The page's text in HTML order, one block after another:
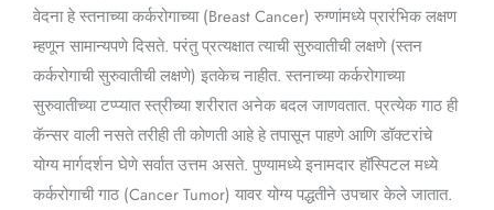
वेदना हे स्तनाच्या कर्करोगाच्या (Breast Cancer) रुग्णांमध्ये प्रारंभिक लक्षण
म्हणून सामान्यपणे दिसते. परंतु प्रत्यक्षात त्याची सुरुवातीची लक्षणे (स्तन
कर्करोगाची सुरुवातीची लक्षणे) इतकेच नाहीत. स्तनाच्या कर्करोगाच्या
सुरुवातीच्या टप्प्यात स्त्रीच्या शरीरात अनेक बदल जाणवतात. प्रत्येक गाठ ही
कॅन्सर वाली नसते तरीही ती कोणती आहे हे तपासून पाहणे आणि डॉक्टरांचे
योग्य मार्गदर्शन घेणे सर्वात उत्तम असते. पुण्यामध्ये इनामदार हॉस्पिटल मध्ये
कर्करोगाची गाठ (Cancer Tumor) यावर योग्य पद्धतीने उपचार केले जातात.